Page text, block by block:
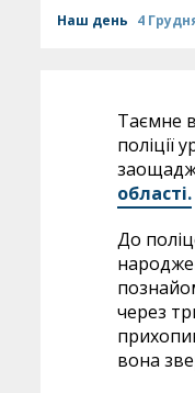
Наш день 4
Таємне
поліції
області.
До
через
вона